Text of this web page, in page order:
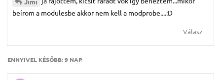
beírom a modulesbe akkor nem kell a modprobe....:D
Válasz
ENNYIVEL KÉSŐBB:9 NAP